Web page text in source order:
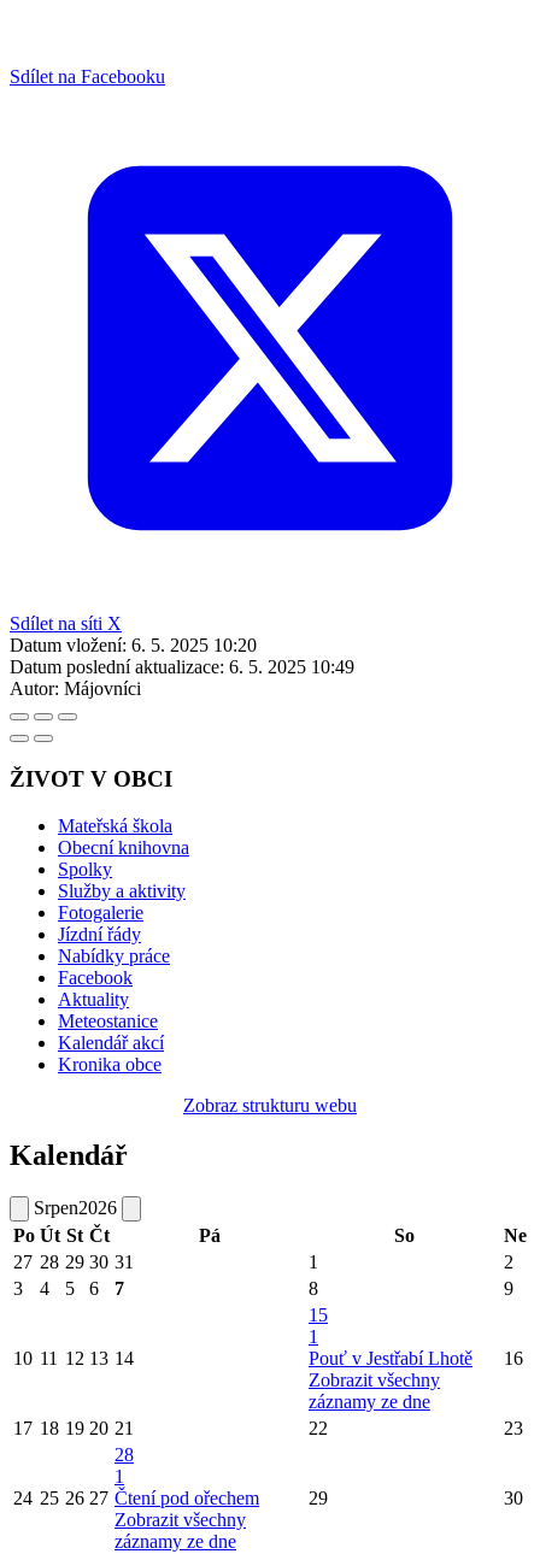
Sdílet na Facebooku
Sdílet na síti X
Datum vložení: 6. 5. 2025 10:20
Datum poslední aktualizace: 6. 5. 2025 10:49
Autor: Májovníci
ŽIVOT V OBCI
Mateřská škola
Obecní knihovna
Spolky
Služby a aktivity
Fotogalerie
Jízdní řády
Nabídky práce
Facebook
Aktuality
Meteostanice
Kalendář akcí
Kronika obce
Zobraz strukturu webu
Kalendář
Srpen2026
Po Út St Čt Pá So
Ne
27 28 29 30 31 1
2
3
4 5 6 7 8 9
10 11 12 13 14
15
1
Pouť v Jestřabí Lhotě
Zobrazit všechny
záznamy ze dne
16
17 18 19 20 21 22 23
24 25 26 27
28
1
Čtení pod ořechem
Zobrazit všechny
záznamy ze dne
29 30